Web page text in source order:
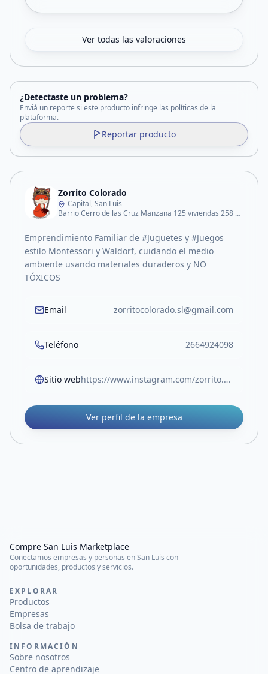
Ver todas las valoraciones
¿Detectaste un problema?
Enviá un reporte si este producto infringe las políticas de la
plataforma.
Reportar producto
Zorrito Colorado
Capital, San Luis
Barrio Cerro de las Cruz Manzana 125 viviendas 258 Casa 15
Emprendimiento Familiar de #Juguetes y #Juegos
estilo Montessori y Waldorf, cuidando el medio
ambiente usando materiales duraderos y NO
TÓXICOS
Email zorritocolorado.sl@gmail.com
Teléfono 2664924098
Sitio web https://www.instagram.com/zorrito.colorado.sl/
Ver perfil de la empresa
Compre San Luis Marketplace
Conectamos empresas y personas en San Luis con
oportunidades, productos y servicios.
EXPLORAR
Productos
Empresas
Bolsa de trabajo
INFORMACIÓN
Sobre nosotros
Centro de aprendizaje